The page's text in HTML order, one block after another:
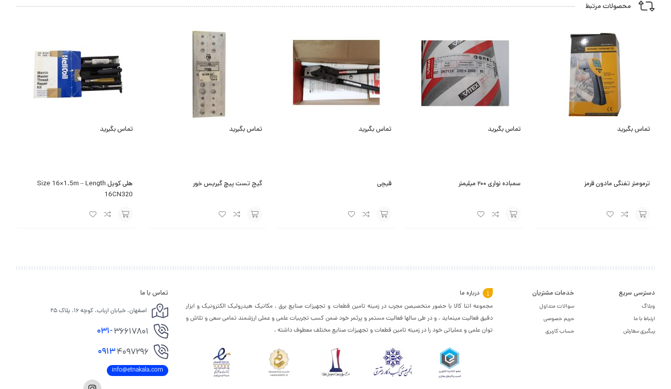
محصولات مرتبط
تماس بگیرید
ترمومتر تفنگی مادون قرمز
تماس بگیرید
سمباده نواری ۲۰۰ میلیمتر
تماس بگیرید
قیچی
تماس بگیرید
گیج تست پیچ گیریس خور
تماس بگیرید
هلی کویل Size 16×1.5m – Length
16CN320
دسترسی سریع
وبلاگ
ارتباط با ما
پیگیری سفارش
خدمات مشتریان
سوالات متداول
حریم خصوصی
حساب کاربری
درباره ما
مجموعه اتنا کالا با حضور متخصیصن مجرب در زمینه تامین قطعات و تجهیزات صنایع برق . مکانیک هیدرولیک الکترونیک و ابزار
دقیق فعالیت مینماید . و در طی سالها فعالیت مستمر و پرثمر خود ضمن کسب تجربیات علمی و عملی ارزشمند تمامی سعی و تلاش و
توان علمی و عملیاتی خود را در زمینه تامین قطعات و تجهیزات صنایع مختلف معطوف داشته .
تماس با ما
اصفهان، خیابان ارباب، کوچه ۱۶، پلاک ۲۵
031-36617801
09134097296
info@etnakala.com